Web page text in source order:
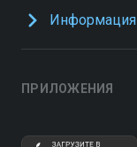
Информация
ПРИЛОЖЕНИЯ